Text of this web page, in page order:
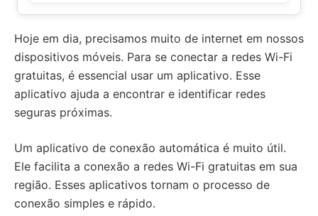
Hoje em dia, precisamos muito de internet em nossos
dispositivos móveis. Para se conectar a redes Wi-Fi
gratuitas, é essencial usar um aplicativo. Esse
aplicativo ajuda a encontrar e identificar redes
seguras próximas.
Um aplicativo de conexão automática é muito útil.
Ele facilita a conexão a redes Wi-Fi gratuitas em sua
região. Esses aplicativos tornam o processo de
conexão simples e rápido.